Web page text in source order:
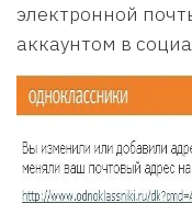
электронной
аккаунтом в